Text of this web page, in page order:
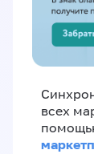
всех